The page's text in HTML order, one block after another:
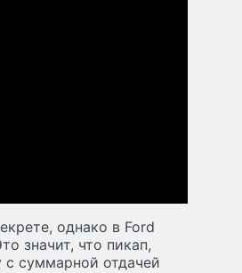
однако в Ford
значит, что пикап,
с суммарной отдачей